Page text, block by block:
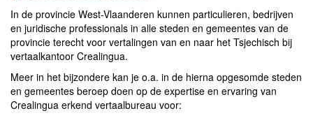
In de provincie West-Vlaanderen kunnen particulieren, bedrijven
en juridische professionals in alle steden en gemeentes van de
provincie terecht voor vertalingen van en naar het Tsjechisch bij
vertaalkantoor Crealingua.
Meer in het bijzondere kan je o.a. in de hierna opgesomde steden
en gemeentes beroep doen op de expertise en ervaring van
Crealingua erkend vertaalbureau voor: